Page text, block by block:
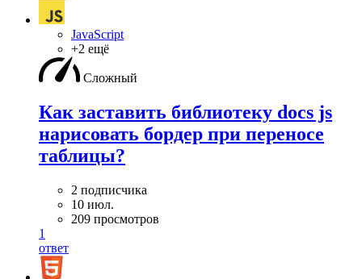
JavaScript
+2 ещё
Сложный
Как заставить библиотеку docs js
нарисовать бордер при переносе
таблицы?
2 подписчика
10 июл.
209 просмотров
1
ответ